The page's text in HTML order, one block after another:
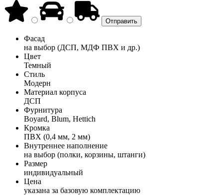
Фасад
на выбор (ДСП, МДФ ПВХ и др.)
Цвет
Темный
Стиль
Модерн
Материал корпуса
ДСП
Фурнитура
Boyard, Blum, Hettich
Кромка
ПВХ (0,4 мм, 2 мм)
Внутреннее наполнение
на выбор (полки, корзины, штанги)
Размер
индивидуальный
Цена
указана за базовую комплектацию